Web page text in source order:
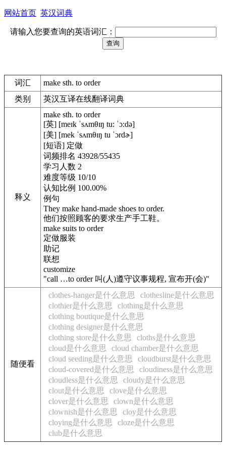
网站首页 英汉词典
请输入您要查询的英语词汇：
词汇
make sth. to order
类别
英汉互译在线翻译词典
释义
make sth. to order
[英] [meɪk ˈsʌmθɪŋ tu: ˈɔ:də]
[美] [mek ˈsʌmθɪŋ tu ˈɔrdɚ]
[短语] 定做
词频排名 43928/55435
学习人数 2
难度等级 10/10
认知比例 100.00%
例句
They make hand-made shoes to order.
他们按照顾客的要求生产手工鞋。
make suits to order
定做服装
助记
联想
customize
"call …to order 叫(人)遵守议事规程, 宣布开(会)"
随便看
clothes-hanger是什么意思
clothesline是什么意思
clothier是什么意思
clothing是什么意思
clothing boutique是什么意思
clothing designer是什么意思
clothing store是什么意思
cloths是什么意思
cloud是什么意思
cloud chamber是什么意思
cloud seeding是什么意思
cloudburst是什么意思
cloud-covered是什么意思
cloudiness是什么意思
cloudless是什么意思
cloudy是什么意思
clout是什么意思
clove是什么意思
clover是什么意思
clown是什么意思
clownish是什么意思
cloy是什么意思
cloying是什么意思
cloze是什么意思
club是什么意思